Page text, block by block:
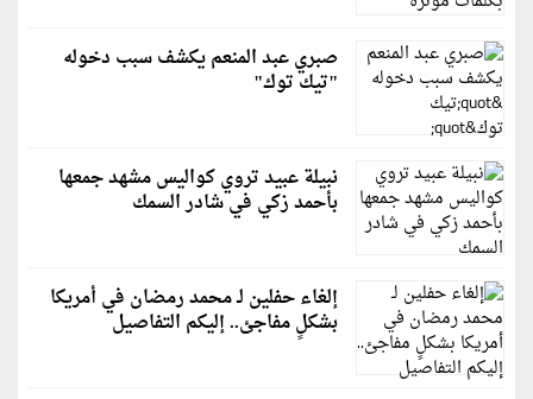
صبري عبد المنعم يكشف سبب دخوله
"تيك توك"
نبيلة عبيد تروي كواليس مشهد جمعها
بأحمد زكي في شادر السمك
إلغاء حفلين لـ محمد رمضان في أمريكا
بشكلٍ مفاجئ.. إليكم التفاصيل